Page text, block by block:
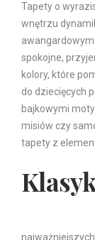
Tapety o
wnętrzu
spokojne,
kolory, które
do dziecięcych
bajkowymi
misiów czy
tapety z